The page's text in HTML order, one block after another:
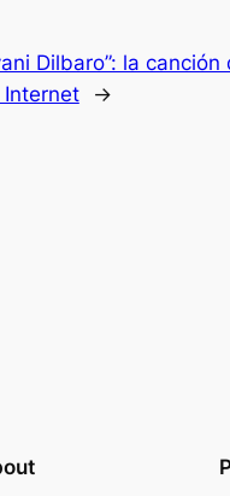
Dilbaro”: la
Internet
→